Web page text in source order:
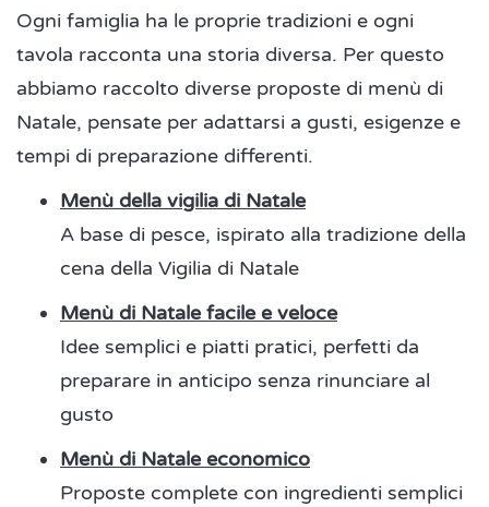
Ogni famiglia ha le proprie tradizioni e ogni
tavola racconta una storia diversa. Per questo
abbiamo raccolto diverse proposte di menù di
Natale, pensate per adattarsi a gusti, esigenze e
tempi di preparazione differenti.
Menù della vigilia di Natale
A base di pesce, ispirato alla tradizione della
cena della Vigilia di Natale
Menù di Natale facile e veloce
Idee semplici e piatti pratici, perfetti da
preparare in anticipo senza rinunciare al
gusto
Menù di Natale economico
Proposte complete con ingredienti semplici